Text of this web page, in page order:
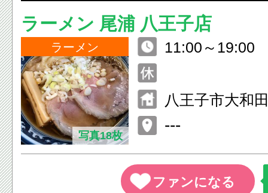
ラーメン 尾浦 八王子店
ラーメン
写真18枚
11:00～19:00
八王子市大和
---